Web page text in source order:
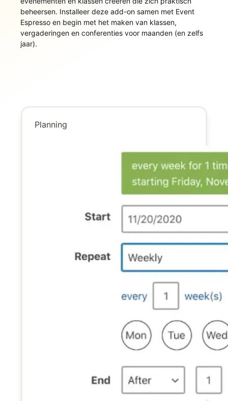
beheersen. Installeer deze add-on samen met Event
Espresso en begin met het maken van klassen,
vergaderingen en conferenties voor maanden (en zelfs
jaar).
Planning